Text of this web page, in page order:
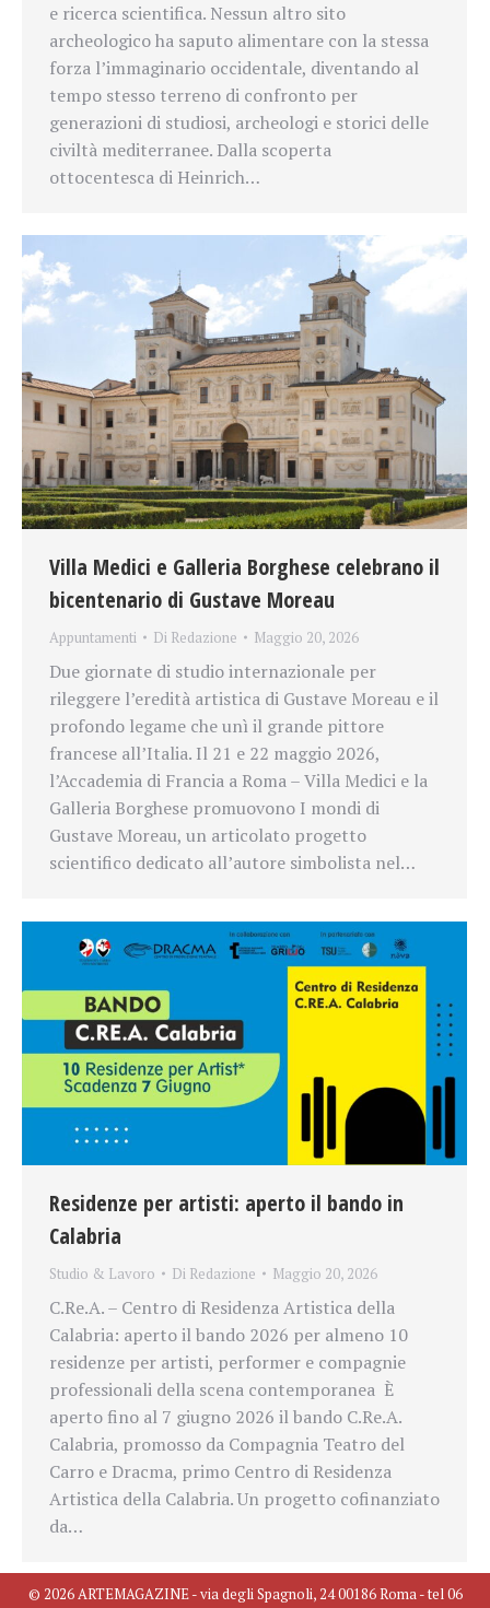
e ricerca scientifica. Nessun altro sito
archeologico ha saputo alimentare con la stessa
forza l’immaginario occidentale, diventando al
tempo stesso terreno di confronto per
generazioni di studiosi, archeologi e storici delle
civiltà mediterranee. Dalla scoperta
ottocentesca di Heinrich…
Villa Medici e Galleria Borghese celebrano il
bicentenario di Gustave Moreau
Appuntamenti Di Redazione Maggio 20, 2026
Due giornate di studio internazionale per
rileggere l’eredità artistica di Gustave Moreau e il
profondo legame che unì il grande pittore
francese all’Italia. Il 21 e 22 maggio 2026,
l’Accademia di Francia a Roma – Villa Medici e la
Galleria Borghese promuovono I mondi di
Gustave Moreau, un articolato progetto
scientifico dedicato all’autore simbolista nel…
Residenze per artisti: aperto il bando in
Calabria
Studio & Lavoro Di Redazione Maggio 20, 2026
C.Re.A. – Centro di Residenza Artistica della
Calabria: aperto il bando 2026 per almeno 10
residenze per artisti, performer e compagnie
professionali della scena contemporanea È
aperto fino al 7 giugno 2026 il bando C.Re.A.
Calabria, promosso da Compagnia Teatro del
Carro e Dracma, primo Centro di Residenza
Artistica della Calabria. Un progetto cofinanziato
da…
© 2026 ARTEMAGAZINE - via degli Spagnoli, 24 00186 Roma - tel 06